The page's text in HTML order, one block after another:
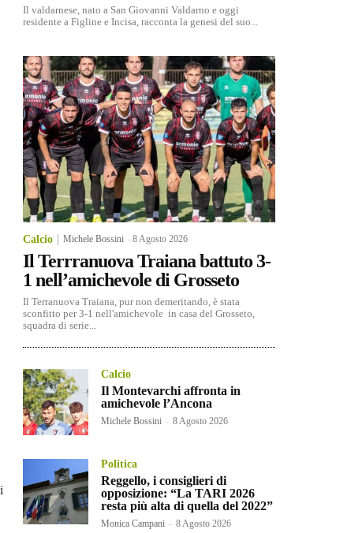
Il valdarnese, nato a San Giovanni Valdarno e oggi
residente a Figline e Incisa, racconta la genesi del suo...
Calcio Michele Bossini -8 Agosto 2026
Il Terrranuova Traiana battuto 3-
1 nell’amichevole di Grosseto
Il Terranuova Traiana, pur non demeritando, è stata
sconfitto per 3-1 nell'amichevole in casa del Grosseto,
squadra di serie...
Calcio
Il Montevarchi affronta in
amichevole l’Ancona
Michele Bossini - 8 Agosto 2026
Politica
Reggello, i consiglieri di
opposizione: “La TARI 2026
resta più alta di quella del 2022”
Monica Campani - 8 Agosto 2026